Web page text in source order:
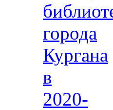
города
Кургана
в
2020-